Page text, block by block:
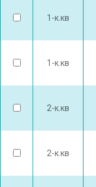
1-к.кв
1-к.кв
2-к.кв
2-к.кв